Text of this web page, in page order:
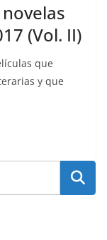
(Vol. II)
que
y que